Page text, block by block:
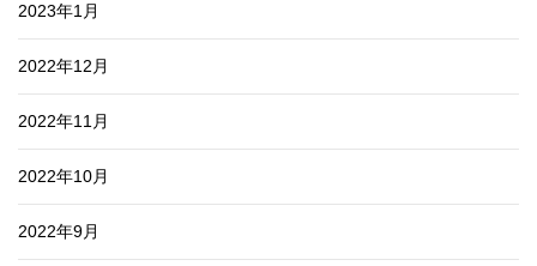
2023年1月
2022年12月
2022年11月
2022年10月
2022年9月